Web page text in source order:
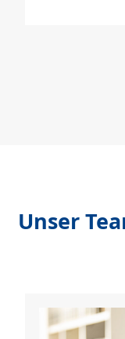
Unser